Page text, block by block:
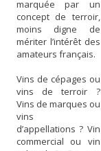
marquée par un
concept de terroir,
moins digne de
mériter l’intérêt des
amateurs français.
Vins de cépages ou
vins de terroir ?
Vins de marques ou
vins
d’appellations ? Vin
commercial ou vin